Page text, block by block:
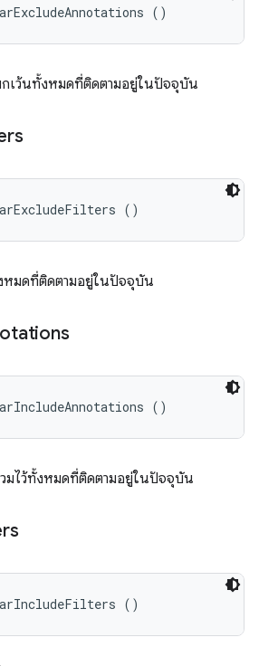
()
เว้นทั้งหมดที่ติดตามอยู่ในปัจจุบัน
()
หมดที่ติดตามอยู่ในปัจจุบัน
()
มไว้ทั้งหมดที่ติดตามอยู่ในปัจจุบัน
()